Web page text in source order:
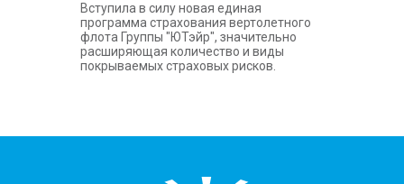
Вступила в силу новая единая
программа страхования вертолетного
флота Группы "ЮТэйр", значительно
расширяющая количество и виды
покрываемых страховых рисков.